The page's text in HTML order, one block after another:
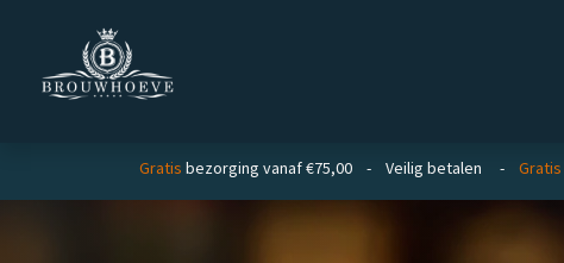
Gratis bezorging vanaf €75,00 - Veilig betalen - Gratis